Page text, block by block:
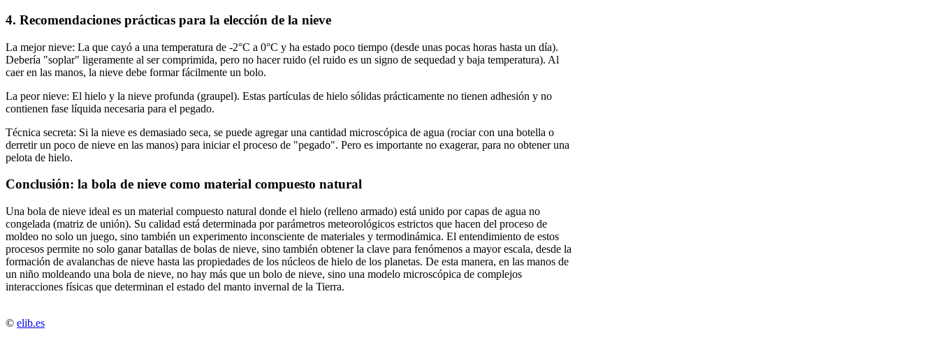
4. Recomendaciones prácticas para la elección de la nieve
La mejor nieve: La que cayó a una temperatura de -2°C a 0°C y ha estado poco tiempo (desde unas pocas horas hasta un día).
Debería "soplar" ligeramente al ser comprimida, pero no hacer ruido (el ruido es un signo de sequedad y baja temperatura). Al
caer en las manos, la nieve debe formar fácilmente un bolo.
La peor nieve: El hielo y la nieve profunda (graupel). Estas partículas de hielo sólidas prácticamente no tienen adhesión y no
contienen fase líquida necesaria para el pegado.
Técnica secreta: Si la nieve es demasiado seca, se puede agregar una cantidad microscópica de agua (rociar con una botella o
derretir un poco de nieve en las manos) para iniciar el proceso de "pegado". Pero es importante no exagerar, para no obtener una
pelota de hielo.
Conclusión: la bola de nieve como material compuesto natural
Una bola de nieve ideal es un material compuesto natural donde el hielo (relleno armado) está unido por capas de agua no
congelada (matriz de unión). Su calidad está determinada por parámetros meteorológicos estrictos que hacen del proceso de
moldeo no solo un juego, sino también un experimento inconsciente de materiales y termodinámica. El entendimiento de estos
procesos permite no solo ganar batallas de bolas de nieve, sino también obtener la clave para fenómenos a mayor escala, desde la
formación de avalanchas de nieve hasta las propiedades de los núcleos de hielo de los planetas. De esta manera, en las manos de
un niño moldeando una bola de nieve, no hay más que un bolo de nieve, sino una modelo microscópica de complejos
interacciones físicas que determinan el estado del manto invernal de la Tierra.
© elib.es